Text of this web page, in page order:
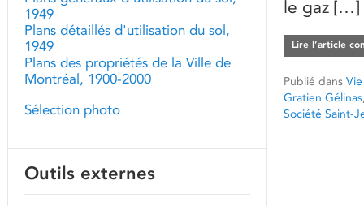
le gaz […]
Lire l’article
Publié dans
Gratien Gélinas
Société Saint-
1949
Plans détaillés d'utilisation du sol,
1949
Plans des propriétés de la Ville de
Montréal, 1900-2000
Sélection photo
Outils externes